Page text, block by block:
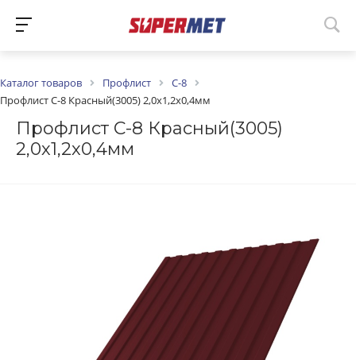
Каталог товаров Профлист
С-8
Профлист С-8 Красный(3005) 2,0х1,2х0,4мм
Профлист С-8 Красный(3005)
2,0х1,2х0,4мм